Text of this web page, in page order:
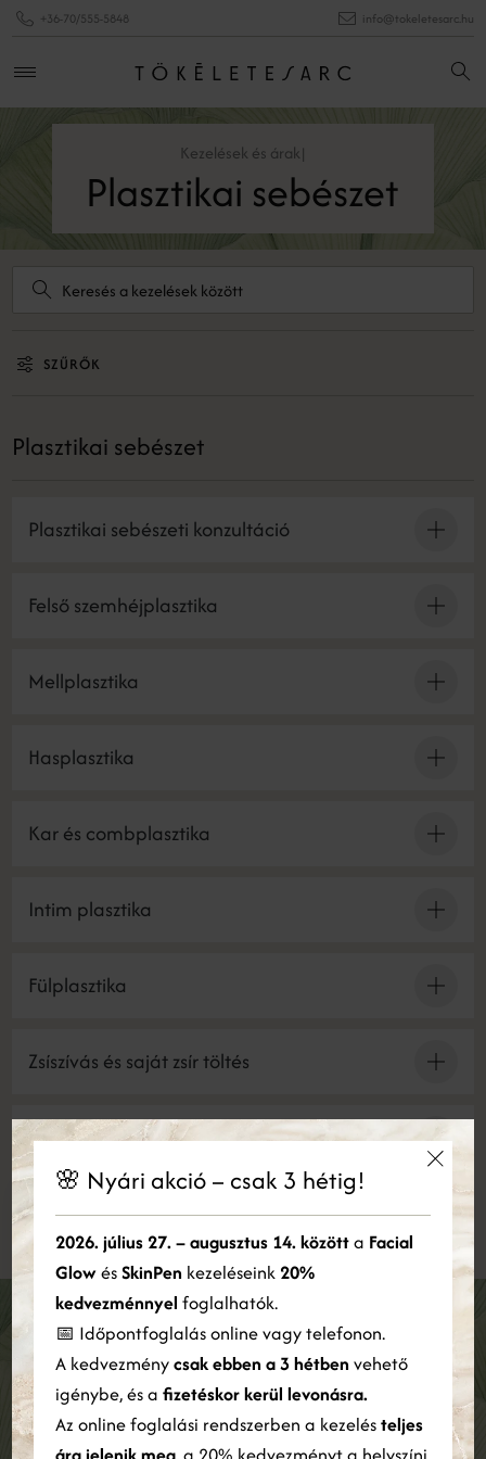
+36-70/555-5848 info@tokeletesarc.hu
Kezelések és árak|
Plasztikai sebészet
SZŰRŐK
Plasztikai sebészet
Plasztikai sebészeti konzultáció
Felső szemhéjplasztika
Mellplasztika
Hasplasztika
Kar és combplasztika
Intim plasztika
Fülplasztika
Zsíszívás és saját zsír töltés
Anyajegy eltávolítás
Felszívódó szálas kontúrozás
Iratkozz fel a Tökéletes Arc Klinika
hírlevelére!
Személyre szabott szépségtippek, egyedi ajánlatok
🌸 Nyári akció – csak 3 hétig!
2026. július 27. – augusztus 14. közötta Facial
GlowésSkinPen kezeléseink 20%
kedvezménnyel foglalhatók.
📅 Időpontfoglalás online vagy telefonon.
A kedvezménycsak ebben a 3 hétben vehető
igénybe, és a fizetéskor kerül levonásra.
Az online foglalási rendszerben a kezelésteljes
Ez a weboldal sütiket használ
Cookie-kat használunk a tartalom, a hirdetések személyre
szabására és a forgalom elemzésére. Webhelyünk Ön általi
használatára vonatkozó információkat megosztjuk hirdetési és
elemző partnereinkkel is, akik egyesíthetik azokat más
információkkal, amelyeket Ön biztosított számukra, vagy
amelyeket a szolgáltatásaik Ön általi használatából gyűjtöttek
össze.
Bővebben